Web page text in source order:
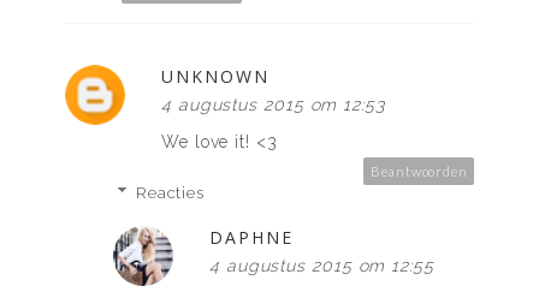
UNKNOWN
4 augustus 2015 om 12:53
We love it! <3
Beantwoorden
Reacties
DAPHNE
4 augustus 2015 om 12:55